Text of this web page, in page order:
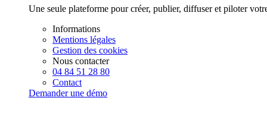
Une seule plateforme pour créer, publier, diffuser et piloter
Informations
Mentions légales
Gestion des cookies
Nous contacter
04 84 51 28 80
Contact
Demander une démo